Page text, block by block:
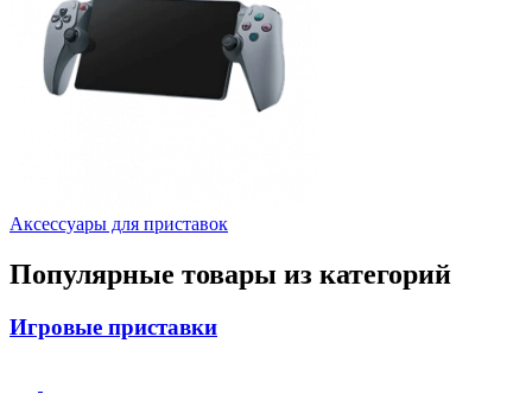
Аксессуары для приставок
Популярные товары из категорий
Игровые приставки